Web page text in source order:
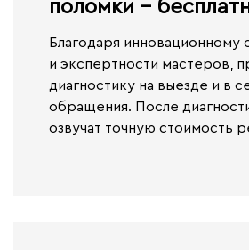
поломки -
Благодаря инновационному
и экспертности мастеров,
диагностику на выезде и в
обращения. После
озвучат точную стоимость